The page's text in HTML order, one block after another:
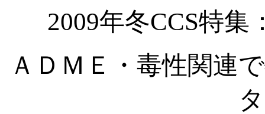
2009年冬CCS特
ＡＤＭＥ・毒性関連